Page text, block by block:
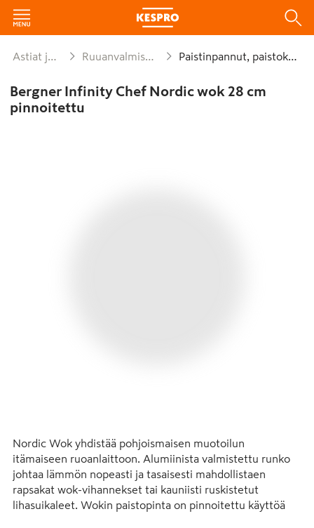
Astiat ja kattaus Ruuanvalmistusvälineet Paistinpannut, paistokasarit
Bergner Infinity Chef Nordic wok 28 cm
pinnoitettu
Nordic Wok yhdistää pohjoismaisen muotoilun
itämaiseen ruoanlaittoon. Alumiinista valmistettu runko
johtaa lämmön nopeasti ja tasaisesti mahdollistaen
rapsakat wok-vihannekset tai kauniisti ruskistetut
lihasuikaleet. Wokin paistopinta on pinnoitettu käyttöä